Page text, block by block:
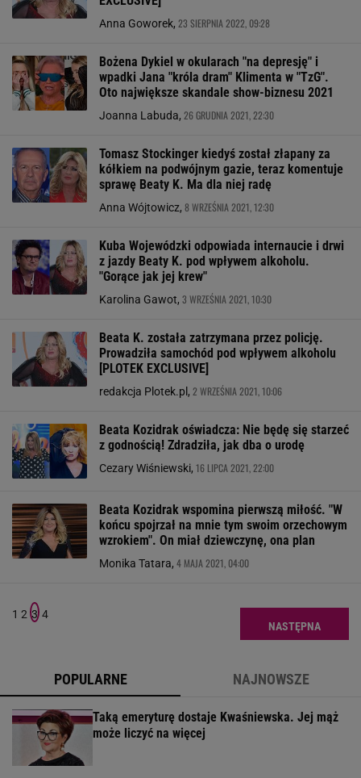
Anna Goworek, 23 SIERPNIA 2022, 09:28
Bożena Dykiel w okularach "na depresję" i
wpadki Jana "króla dram" Klimenta w "TzG".
Oto największe skandale show-biznesu 2021
Joanna Labuda, 26 GRUDNIA 2021, 22:30
Tomasz Stockinger kiedyś został złapany za
kółkiem na podwójnym gazie, teraz komentuje
sprawę Beaty K. Ma dla niej radę
Anna Wójtowicz, 8 WRZEŚNIA 2021, 12:30
Kuba Wojewódzki odpowiada internaucie i drwi
z jazdy Beaty K. pod wpływem alkoholu.
"Gorące jak jej krew"
Karolina Gawot, 3 WRZEŚNIA 2021, 10:30
Beata K. została zatrzymana przez policję.
Prowadziła samochód pod wpływem alkoholu
[PLOTEK EXCLUSIVE]
redakcja Plotek.pl, 2 WRZEŚNIA 2021, 10:06
Beata Kozidrak oświadcza: Nie będę się starzeć
z godnością! Zdradziła, jak dba o urodę
Cezary Wiśniewski, 16 LIPCA 2021, 22:00
Beata Kozidrak wspomina pierwszą miłość. "W
końcu spojrzał na mnie tym swoim orzechowym
wzrokiem". On miał dziewczynę, ona plan
Monika Tatara, 4 MAJA 2021, 04:00
1 2 3 4
NASTĘPNA
POPULARNE NAJNOWSZE
Taką emeryturę dostaje Kwaśniewska. Jej mąż
może liczyć na więcej